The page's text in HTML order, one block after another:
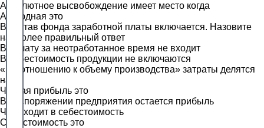
Абсолютное высвобождение имеет место когда
Аккордная это
В состав фонда заработной платы включается. Назовите
наиболее правильный ответ
В оплату за неотработанное время не входит
В себестоимость продукции не включаются
«По отношению к объему производства» затраты делятся
на
Чистая прибыль это
В распоряжении предприятия остается прибыль
Что входит в себестоимость
Себестоимость это